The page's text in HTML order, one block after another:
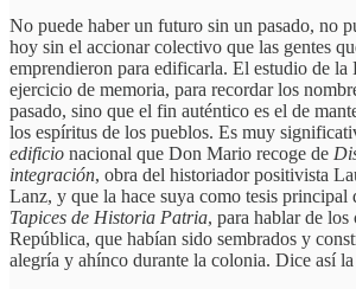
No puede haber un futuro sin un pasado, no
hoy sin el accionar colectivo que las gentes
emprendieron para edificarla. El estudio de la
ejercicio de memoria, para recordar los
pasado, sino que el fin auténtico es el de
los espíritus de los pueblos. Es muy
edificio nacional que Don Mario recoge de
integración, obra del historiador positivista
Lanz, y que la hace suya como tesis principal
Tapices de Historia Patria, para hablar de los
República, que habían sido sembrados y
alegría y ahínco durante la colonia. Dice así